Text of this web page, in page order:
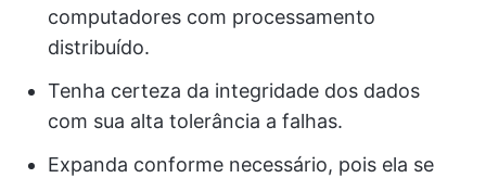
computadores com processamento
distribuído.
Tenha certeza da integridade dos dados
com sua alta tolerância a falhas.
Expanda conforme necessário, pois ela se